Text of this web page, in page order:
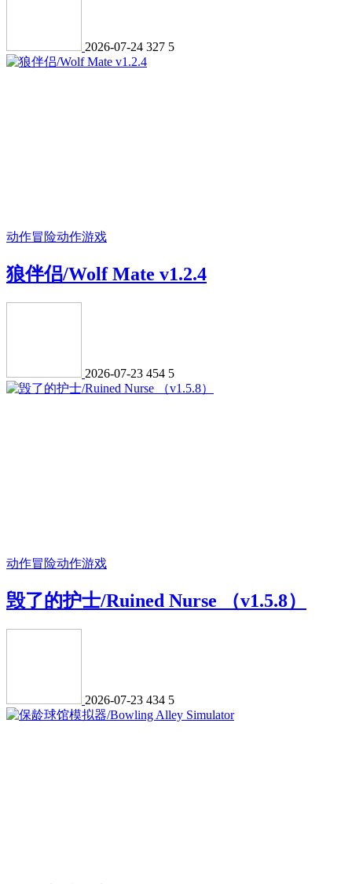
2026-07-24 327 5
动作冒险动作游戏
狼伴侣/Wolf Mate v1.2.4
2026-07-23 454 5
动作冒险动作游戏
毁了的护士/Ruined Nurse （v1.5.8）
2026-07-23 434 5